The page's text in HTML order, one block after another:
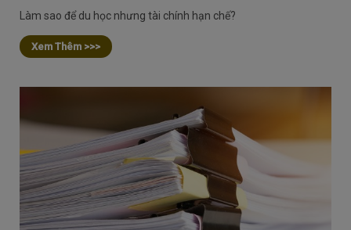
Làm sao để du học nhưng tài chính hạn chế?
Xem Thêm >>>